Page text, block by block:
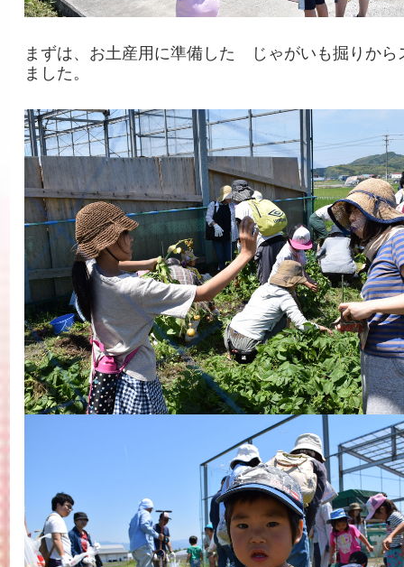
まずは、お土産用に準備した じゃがいも掘りから
ました。